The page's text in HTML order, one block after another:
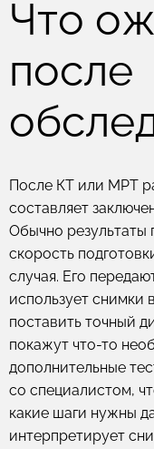
Что
после
После КТ или МРТ
составляет
Обычно результаты
скорость
случая. Его
использует снимки
поставить точный
покажут что-то
дополнительные
со специалистом,
какие шаги нужны
интерпретирует